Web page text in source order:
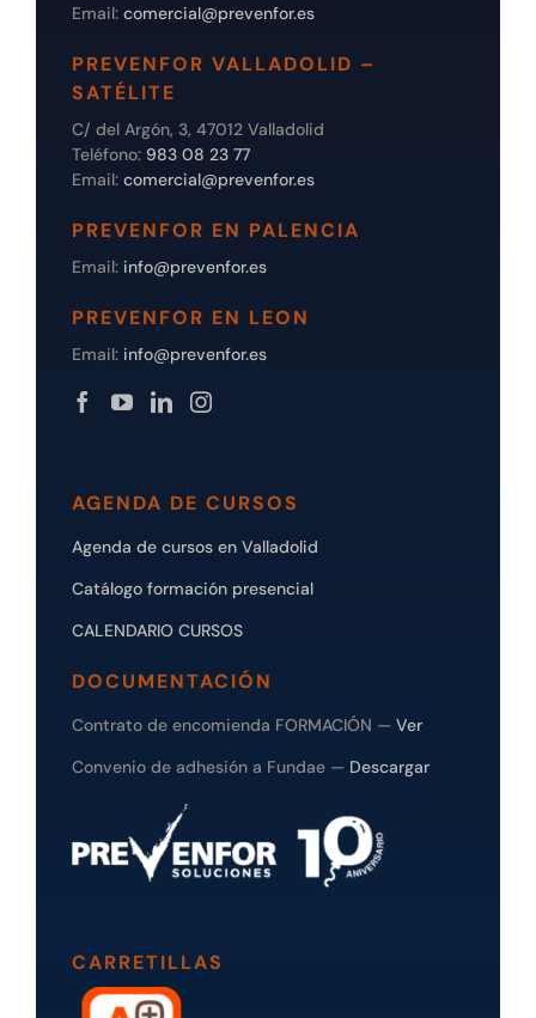
Email: comercial@prevenfor.es
PREVENFOR VALLADOLID –
SATÉLITE
C/ del Argón, 3, 47012 Valladolid
Teléfono: 983 08 23 77
Email: comercial@prevenfor.es
PREVENFOR EN PALENCIA
Email: info@prevenfor.es
PREVENFOR EN LEON
Email: info@prevenfor.es
AGENDA DE CURSOS
Agenda de cursos en Valladolid
Catálogo formación presencial
CALENDARIO CURSOS
DOCUMENTACIÓN
Contrato de encomienda FORMACIÓN — Ver
Convenio de adhesión a Fundae — Descargar
CARRETILLAS